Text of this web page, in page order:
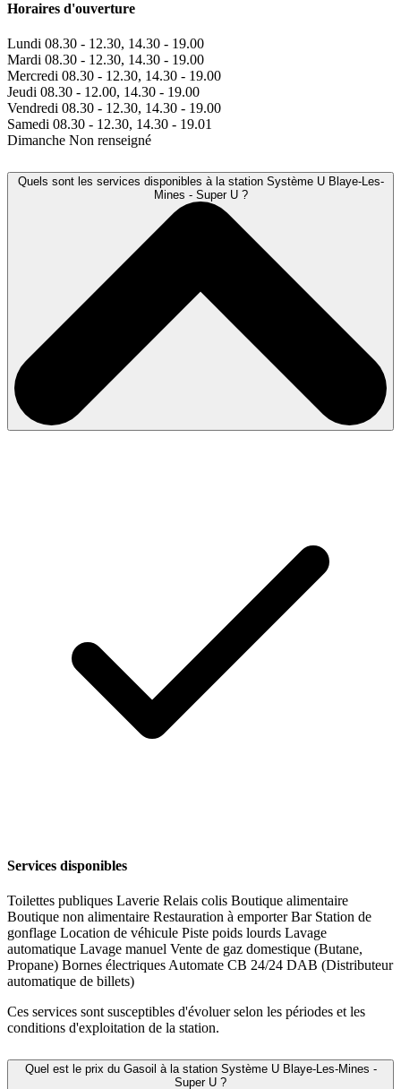
Horaires d'ouverture
Lundi 08.30 - 12.30, 14.30 - 19.00
Mardi 08.30 - 12.30, 14.30 - 19.00
Mercredi 08.30 - 12.30, 14.30 - 19.00
Jeudi 08.30 - 12.00, 14.30 - 19.00
Vendredi 08.30 - 12.30, 14.30 - 19.00
Samedi 08.30 - 12.30, 14.30 - 19.01
Dimanche Non renseigné
Quels sont les services disponibles à la station Système U Blaye-Les-
Mines - Super U ?
Services disponibles
Toilettes publiques Laverie Relais colis Boutique alimentaire
Boutique non alimentaire Restauration à emporterBar Station de
gonflage Location de véhicule Piste poids lourds Lavage
automatique Lavage manuel Vente de gaz domestique (Butane,
Propane) Bornes électriques Automate CB 24/24 DAB (Distributeur
automatique de billets)
Ces services sont susceptibles d'évoluer selon les périodes et les
conditions d'exploitation de la station.
Quel est le prix du Gasoil à la station Système U Blaye-Les-Mines -
Super U ?